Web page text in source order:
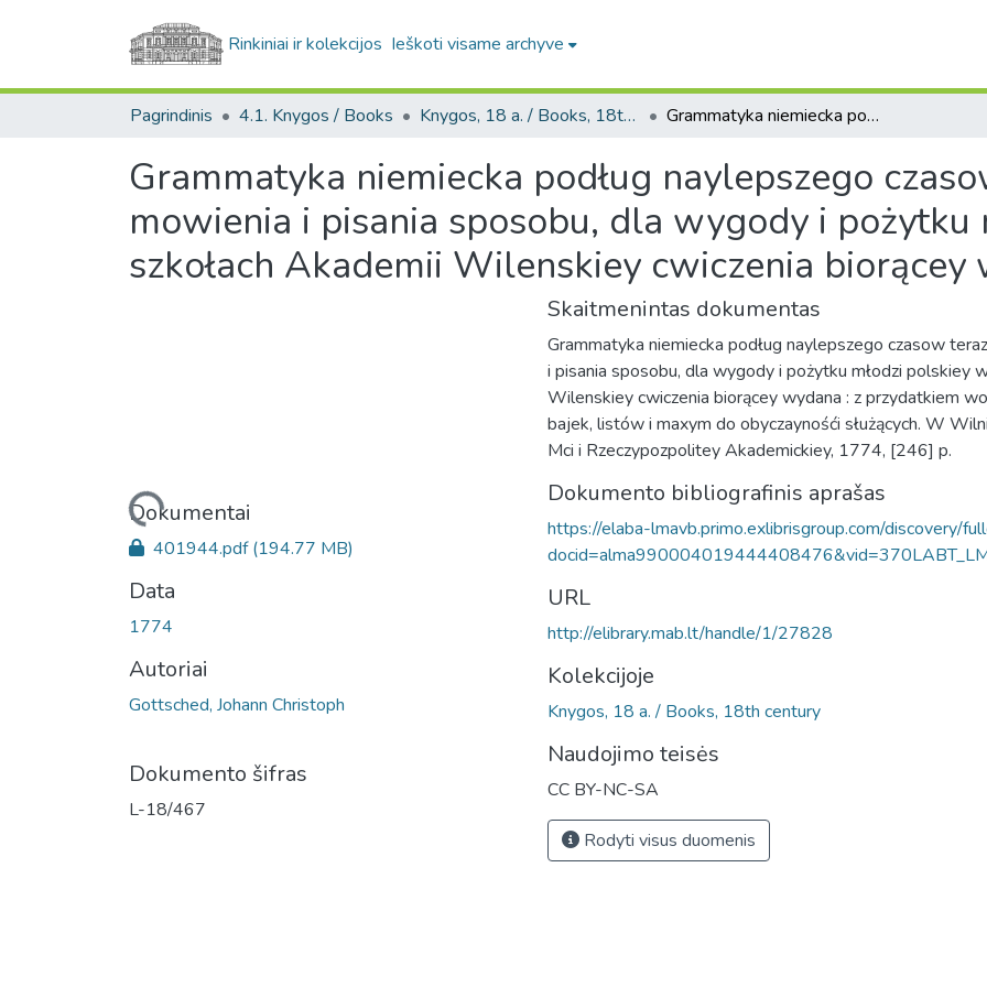
Rinkiniai ir kolekcijos Ieškoti visame archyve
Pagrindinis 4.1. Knygos / Books Knygos, 18 a. / Books, 18th century Grammatyka niemiecka podług naylepszego czasow teraznieyszych mowienia i pisania sposobu, dla wygody i pożytku młodzi polskiey w szkołach Akademii Wilenskiey cwiczenia biorącey wydana
Grammatyka niemiecka podług naylepszego
mowienia i pisania sposobu, dla wygody i pożytku
szkołach Akademii Wilenskiey cwiczenia biorącey
Įkeliama...
Dokumentai
401944.pdf(194.77 MB)
Data
1774
Autoriai
Gottsched, Johann Christoph
Dokumento šifras
L-18/467
Skaitmenintas dokumentas
Grammatyka niemiecka podług naylepszego czasow
i pisania sposobu, dla wygody i pożytku młodzi polskiey
Wilenskiey cwiczenia biorącey wydana : z przydatkiem
bajek, listów i maxym do obyczaynośći służących. W
Mci i Rzeczypozpolitey Akademickiey, 1774, [246] p.
Dokumento bibliografinis aprašas
https://elaba-lmavb.primo.exlibrisgroup.com/discovery/
URL
http://elibrary.mab.lt/handle/1/27828
Kolekcijoje
Knygos, 18 a. / Books, 18th century
Naudojimo teisės
CC BY-NC-SA
Rodyti visus duomenis